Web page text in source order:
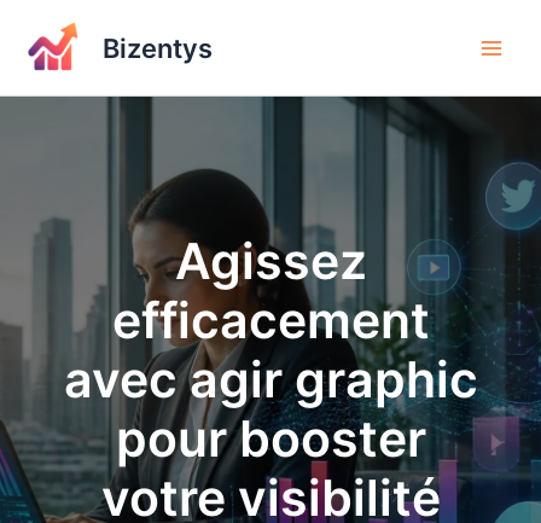
contenu
Bizentys
Agissez
efficacement
avec agir graphic
pour booster
votre visibilité